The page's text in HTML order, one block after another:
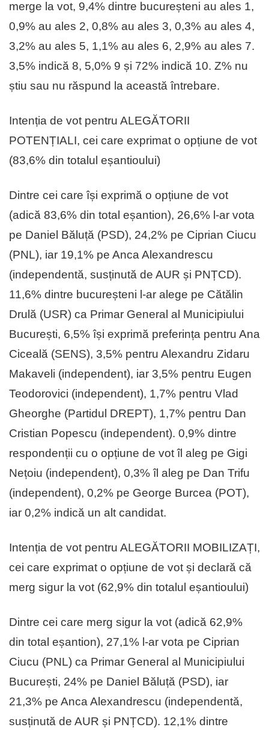
merge la vot, 9,4% dintre bucureșteni au ales 1,
0,9% au ales 2, 0,8% au ales 3, 0,3% au ales 4,
3,2% au ales 5, 1,1% au ales 6, 2,9% au ales 7.
3,5% indică 8, 5,0% 9 și 72% indică 10. Z% nu
știu sau nu răspund la această întrebare.
Intenția de vot pentru ALEGĂTORII
POTENȚIALI, cei care exprimat o opțiune de vot
(83,6% din totalul eșantioului)
Dintre cei care își exprimă o opțiune de vot
(adică 83,6% din total eșantion), 26,6% l-ar vota
pe Daniel Băluță (PSD), 24,2% pe Ciprian Ciucu
(PNL), iar 19,1% pe Anca Alexandrescu
(independentă, susținută de AUR și PNȚCD).
11,6% dintre bucureșteni l-ar alege pe Cătălin
Drulă (USR) ca Primar General al Municipiului
București, 6,5% își exprimă preferința pentru Ana
Ciceală (SENS), 3,5% pentru Alexandru Zidaru
Makaveli (independent), iar 3,5% pentru Eugen
Teodorovici (independent), 1,7% pentru Vlad
Gheorghe (Partidul DREPT), 1,7% pentru Dan
Cristian Popescu (independent). 0,9% dintre
respondenții cu o opțiune de vot îl aleg pe Gigi
Nețoiu (independent), 0,3% îl aleg pe Dan Trifu
(independent), 0,2% pe George Burcea (POT),
iar 0,2% indică un alt candidat.
Intenția de vot pentru ALEGĂTORII MOBILIZAȚI,
cei care exprimat o opțiune de vot și declară că
merg sigur la vot (62,9% din totalul eșantioului)
Dintre cei care merg sigur la vot (adică 62,9%
din total eșantion), 27,1% l-ar vota pe Ciprian
Ciucu (PNL) ca Primar General al Municipiului
București, 24% pe Daniel Băluță (PSD), iar
21,3% pe Anca Alexandrescu (independentă,
susținută de AUR și PNȚCD). 12,1% dintre